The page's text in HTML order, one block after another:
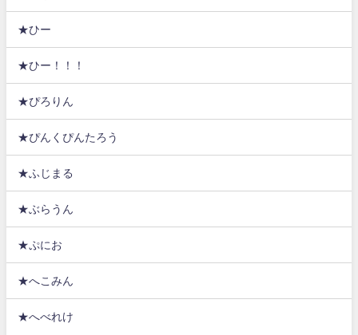
★ひー
★ひー！！！
★ぴろりん
★ぴんくぴんたろう
★ふじまる
★ぶらうん
★ぷにお
★へこみん
★へべれけ